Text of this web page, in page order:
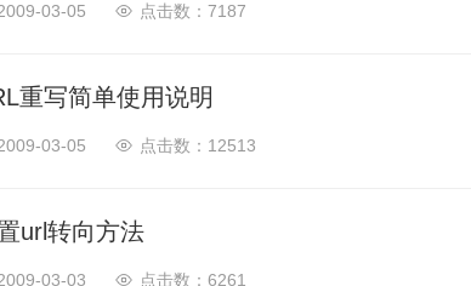
03-05 7187
重写简单使用说明
03-05 12513
url转向方法
03-03 6261